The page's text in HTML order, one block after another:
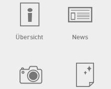
Übersicht News